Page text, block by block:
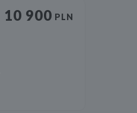
10 900 PLN